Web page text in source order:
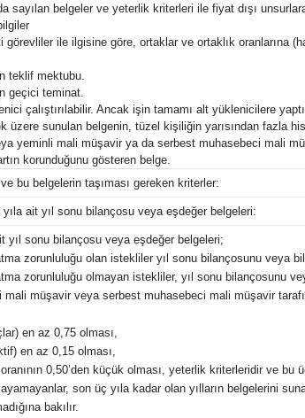
sayılan belgeler ve yeterlik kriterleri ile fiyat dışı
ile ilgisine göre, ortaklar ve ortaklık oranlarına
teklif mektubu.
geçici teminat.
çalıştırılabilir. Ancak işin tamamı alt yüklenicilere
sunulan belgenin, tüzel kişiliğin yarısından fazla
yeminli mali müşavir ya da serbest muhasebeci mali
korunduğunu gösteren belge.
bu belgelerin taşıması gereken kriterler:
ait yıl sonu bilançosu veya eşdeğer belgeleri:
yıl sonu bilançosu veya eşdeğer belgeleri;
zorunluluğu olan istekliler yıl sonu bilançosunu veya
zorunluluğu olmayan istekliler, yıl sonu bilançosunu
mali müşavir veya serbest muhasebeci mali müşavir
en az 0,75 olması,
en az 0,15 olması,
0,50’den küçük olması, yeterlik kriterleridir ve bu
son üç yıla kadar olan yılların belgelerini
bakılır.